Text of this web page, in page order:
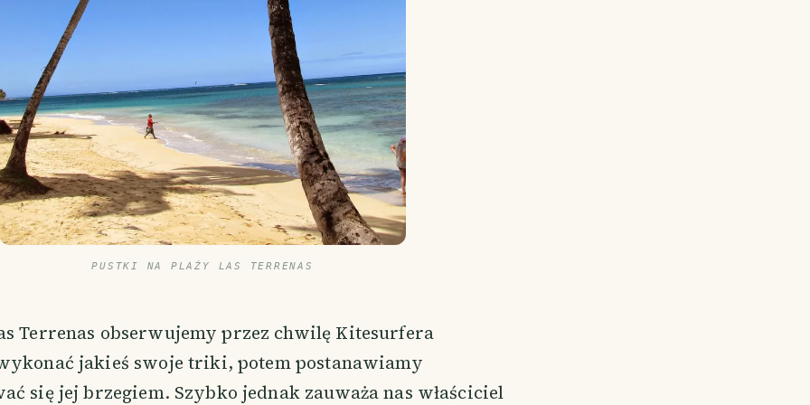
PUSTKI NA PLAŻY LAS TERRENAS
Terrenas obserwujemy przez chwilę Kitesurfera
jakieś swoje triki, potem postanawiamy
się jej brzegiem. Szybko jednak zauważa nas właściciel